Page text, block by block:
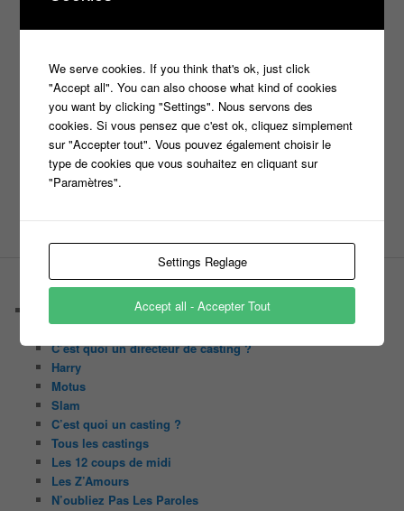
jeu tvJeuxJeux TV Julien Courbet Jérémy Michalak
Koh Lanta laurence boccolini le maillon faible
Maestro Masters money drop
n'oubliez pas les paroles
N'oubliez pas les paroles nagui noplp nrj12
tournagetv W9
PAGES
C’est quoi un casteur ?
C’est quoi un directeur de casting ?
Harry
Motus
Slam
C’est quoi un casting ?
Tous les castings
Les 12 coups de midi
Les Z’Amours
N’oubliez Pas Les Paroles
We serve cookies. If you think that's ok, just click
"Accept all". You can also choose what kind of cookies
you want by clicking "Settings". Nous servons des
cookies. Si vous pensez que c'est ok, cliquez simplement
sur "Accepter tout". Vous pouvez également choisir le
type de cookies que vous souhaitez en cliquant sur
"Paramètres".
Settings Reglage
Accept all - Accepter Tout